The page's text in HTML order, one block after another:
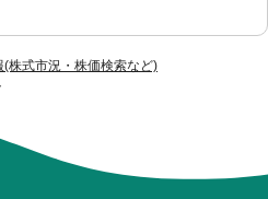
(株式市況・株価検索など)